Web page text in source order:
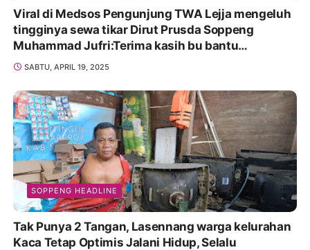
Viral di Medsos Pengunjung TWA Lejja mengeluh
tingginya sewa tikar Dirut Prusda Soppeng
Muhammad Jufri:Terima kasih bu bantu
Promosikan
SABTU, APRIL 19, 2025
SOPPENG HEADLINE
Tak Punya 2 Tangan, Lasennang warga kelurahan
Kaca Tetap Optimis Jalani Hidup, Selalu